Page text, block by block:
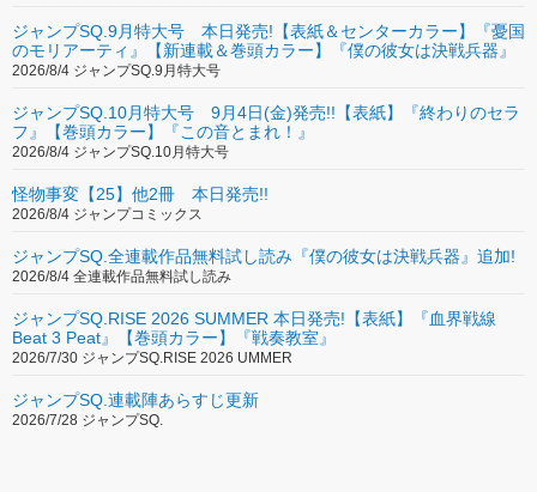
ジャンプSQ.9月特大号 本日発売!【表紙＆センターカラー】『憂国
のモリアーティ』【新連載＆巻頭カラー】『僕の彼女は決戦兵器』
2026/8/4 ジャンプSQ.9月特大号
ジャンプSQ.10月特大号 9月4日(金)発売!!【表紙】『終わりのセラ
フ』【巻頭カラー】『この音とまれ！』
2026/8/4 ジャンプSQ.10月特大号
怪物事変【25】他2冊 本日発売!!
2026/8/4 ジャンプコミックス
ジャンプSQ.全連載作品無料試し読み『僕の彼女は決戦兵器』追加!
2026/8/4 全連載作品無料試し読み
ジャンプSQ.RISE 2026 SUMMER 本日発売!【表紙】『血界戦線
Beat 3 Peat』【巻頭カラー】『戦奏教室』
2026/7/30 ジャンプSQ.RISE 2026 UMMER
ジャンプSQ.連載陣あらすじ更新
2026/7/28 ジャンプSQ.